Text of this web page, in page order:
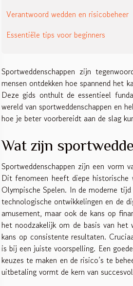
Verantwoord wedden en risicobeheer
Essentiële tips voor beginners
Sportweddenschappen zijn
mensen ontdekken hoe spannend het
Deze gids onthult de essentieel
wereld van sportweddenschappen en
hoe je beter voorbereidt aan de slag
Wat zijn
Sportweddenschappen zijn een vorm
Dit fenomeen heeft diepe historische
Olympische Spelen. In de moderne
technologische ontwikkelingen en de
amusement, maar ook de kans op
het noodzakelijk om de basis van het
kans op consistente resultaten.
is bij een juiste voorspelling. Een
keuzes te maken en de risico’s te
uitbetaling vormt de kern van